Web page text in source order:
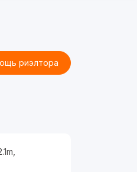
риэлтора